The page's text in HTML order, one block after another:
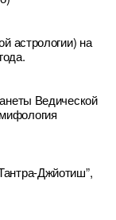
астрологии) на
Ведической
Джйотиш”,